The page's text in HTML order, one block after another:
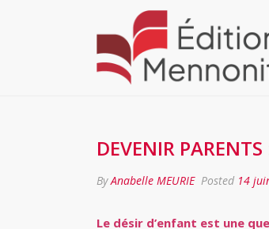
DEVENIR
ByAnabelle MEURIE Posted 14
Le désir d’enfant est une